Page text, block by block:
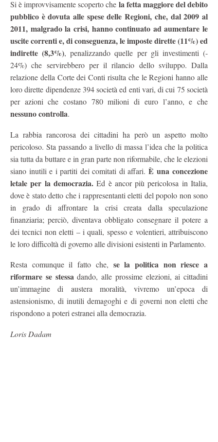
Si è improvvisamente scoperto che la fetta maggiore del debito
pubblico è dovuta alle spese delle Regioni, che, dal 2009 al
2011, malgrado la crisi, hanno continuato ad aumentare le
uscite correnti e, di conseguenza, le imposte dirette (11%) ed
indirette (8,3%), penalizzando quelle per gli investimenti (-
24%) che servirebbero per il rilancio dello sviluppo. Dalla
relazione della Corte dei Conti risulta che le Regioni hanno alle
loro dirette dipendenze 394 società ed enti vari, di cui 75 società
per azioni che costano 780 milioni di euro l’anno, e che
nessuno controlla.
La rabbia rancorosa dei cittadini ha però un aspetto molto
pericoloso. Sta passando a livello di massa l’idea che la politica
sia tutta da buttare e in gran parte non riformabile, che le elezioni
siano inutili e i partiti dei comitati di affari. È una concezione
letale per la democrazia.Ed è ancor più pericolosa in Italia,
dove è stato detto che i rappresentanti eletti del popolo non sono
in grado di affrontare la crisi creata dalla speculazione
finanziaria; perciò, diventava obbligato consegnare il potere a
dei tecnici non eletti – i quali, spesso e volentieri, attribuiscono
le loro difficoltà di governo alle divisioni esistenti in Parlamento.
Resta comunque il fatto che, se la politica non riesce a
riformare se stessadando, alle prossime elezioni, ai cittadini
un’immagine di austera moralità, vivremo un’epoca di
astensionismo, di inutili demagoghi e di governi non eletti che
rispondono a poteri estranei alla democrazia.
Loris Dadam